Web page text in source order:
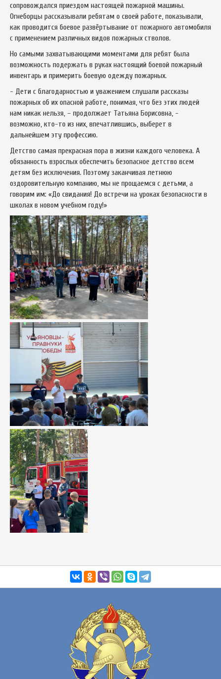
сопровождался приездом настоящей пожарной машины.
Огнеборцы рассказывали ребятам о своей работе, показывали,
как проводится боевое развёртывание от пожарного автомобиля
с применением различных видов пожарных стволов.
Но самыми захватывающими моментами для ребят была
возможность подержать в руках настоящий боевой пожарный
инвентарь и примерить боевую одежду пожарных.
- Дети с благодарностью и уважением слушали рассказы
пожарных об их опасной работе, понимая, что без этих людей
нам никак нельзя, – продолжает Татьяна Борисовна, -
возможно, кто-то из них, впечатлившись, выберет в
дальнейшем эту профессию.
Детство самая прекрасная пора в жизни каждого человека. А
обязанность взрослых обеспечить безопасное детство всем
детям без исключения. Поэтому заканчивая летнюю
оздоровительную компанию, мы не прощаемся с детьми, а
говорим им: «До свидания! До встречи на уроках безопасности в
школах в новом учебном году!»